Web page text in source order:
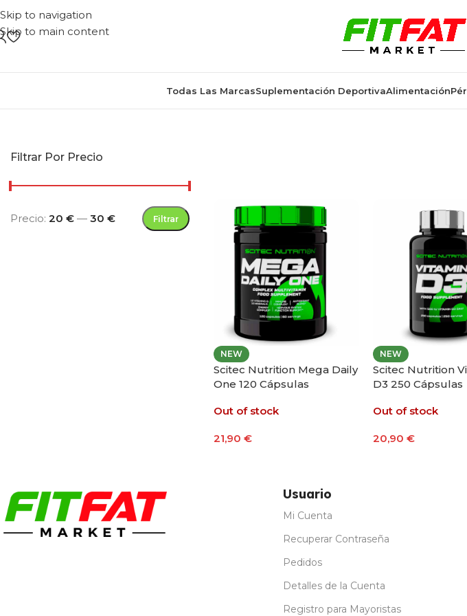
Skip to navigation
Skip to main content
Todas Las MarcasSuplementación DeportivaAlimentación
Filtrar Por Precio
Filtrar
Precio: 20 € — 30 €
NEW
Scitec Nutrition Mega Daily
One 120 Cápsulas
Out of stock
21,90 €
NEW
Scitec Nutrition
D3 250 Cápsulas
Out of stock
20,90€
Usuario
Mi Cuenta
Recuperar Contraseña
Pedidos
Detalles de la Cuenta
Registro para Mayoristas